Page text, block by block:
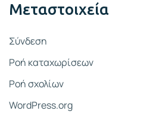
Μεταστοιχεία
Σύνδεση
Ροή καταχωρίσεων
Ροή σχολίων
WordPress.org